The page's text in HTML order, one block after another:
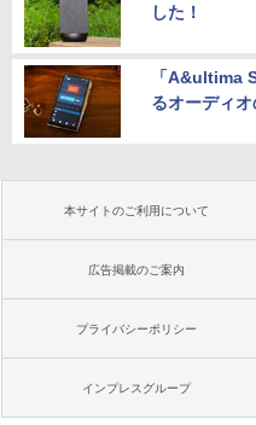
した！
「A&ultima
るオーディ
本サイトのご利用について
広告掲載のご案内
プライバシーポリシー
インプレスグループ